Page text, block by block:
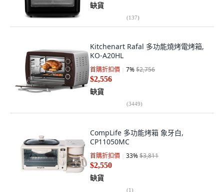
缺貨
(137)
Kitchenart Rafal 多功能燒烤電烤箱,
KO-A20HL
首購折扣價 7%$2,756
$2,556
缺貨
(3449)
CompLife 多功能烤箱 象牙白,
CP11050MC
首購折扣價 33%$3,811
$2,550
缺貨
(1)